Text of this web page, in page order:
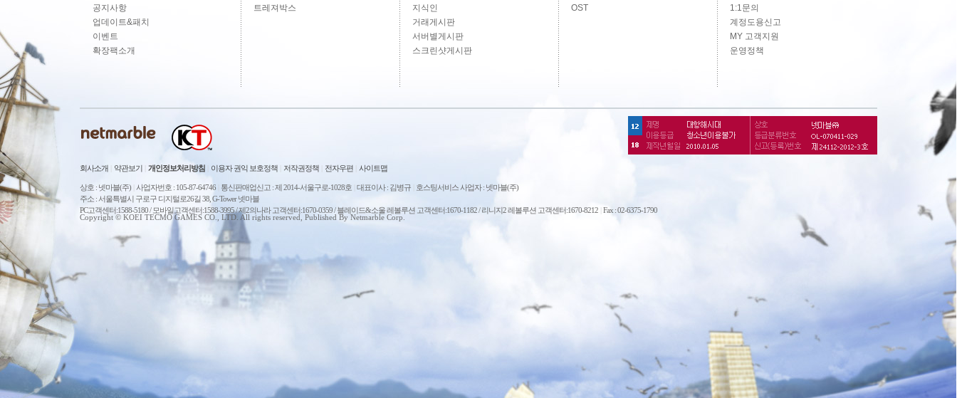
공지사항
업데이트&패치
이벤트
확장팩소개
트레져박스
지식인
거래게시판
서버별게시판
스크린샷게시판
OST
1:1문의
계정도용신고
MY 고객지원
운영정책
회사소개 약관보기 개인정보처리방침 이용자 권익 보호정책 저작권정책 전자우편 사이트맵
상호 : 넷마블(주) 사업자번호 : 105-87-64746 통신판매업신고 : 제 2014-서울구로-1028호 대표이사 : 김병규
호스팅서비스 사업자 : 넷마블(주)
주소 : 서울특별시 구로구 디지털로26길 38, G-Tower 넷마블
PC고객센터:1588-5180 / 모바일고객센터:1588-3995 / 제2의나라 고객센터:1670-0359 / 블레이드&소울 레볼루션 고객센터:1670-1182 / 리니지2 레볼루션 고객센터:1670-8212 Fax : 02-6375-1790
Copyright © KOEI TECMO GAMES CO., LTD. All rights reserved, Published By Netmarble Corp.